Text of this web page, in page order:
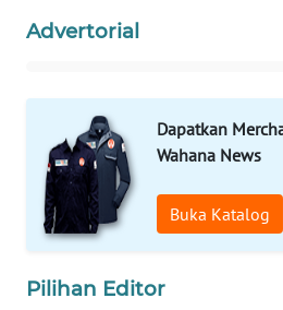
Advertorial
Dapatkan
Wahana News
Buka Katalog
Pilihan Editor
MKLI
LPKKI